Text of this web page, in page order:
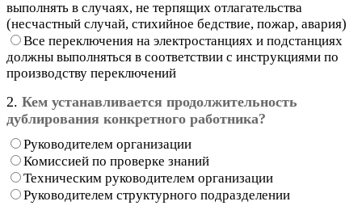
выполнять в случаях, не терпящих отлагательства
(несчастный случай, стихийное бедствие, пожар, авария)
Все переключения на электростанциях и подстанциях
должны выполняться в соответствии с инструкциями по
производству переключений
2. Кем устанавливается продолжительность
дублирования конкретного работника?
Руководителем организации
Комиссией по проверке знаний
Техническим руководителем организации
Руководителем структурного подразделении